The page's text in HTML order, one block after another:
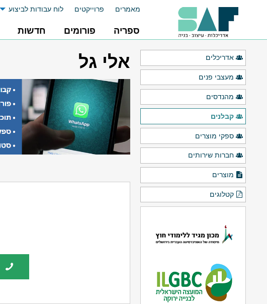
מאמרים פרוייקטים לוח עבודות לביצוע
ספריה פורומים חדשות
אלי גל אדריכלים
מעצבי פנים
מהנדסים
קבלנים
ספקי מוצרים
חברות שירותים
מוצרים
קטלוגים